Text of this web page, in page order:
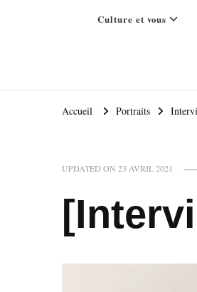
Culture et vous
Accueil Portraits
UPDATED ON 23 AVRIL 2021